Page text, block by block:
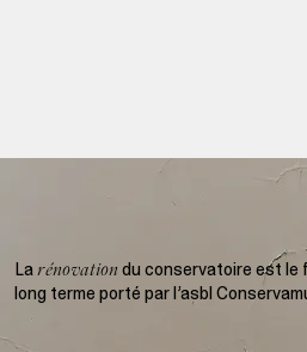
La rénovation du conservatoire est le
long terme porté par l’asbl